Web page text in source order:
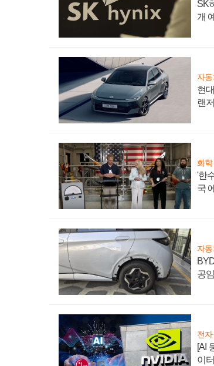
SK
개
자동
현
랜
화학
'한
국
자동
공
전자
[AI
이